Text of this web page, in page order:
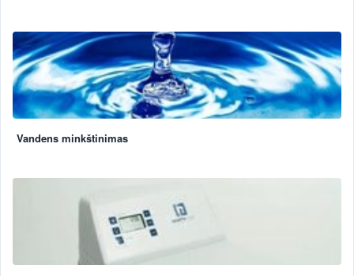
Vandens minkštinimas